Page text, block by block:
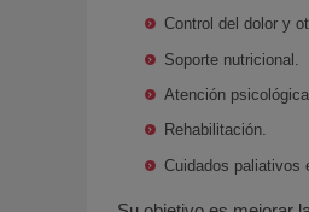
Control del dolor y
Soporte nutricional.
Atención psicológica.
Rehabilitación.
Cuidados paliativos